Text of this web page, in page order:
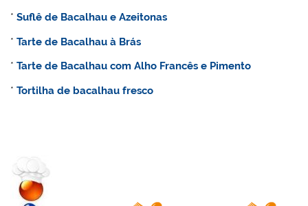
*Suflê de Bacalhau e Azeitonas
*Tarte de Bacalhau à Brás
*Tarte de Bacalhau com Alho Francês e Pimento
*Tortilha de bacalhau fresco